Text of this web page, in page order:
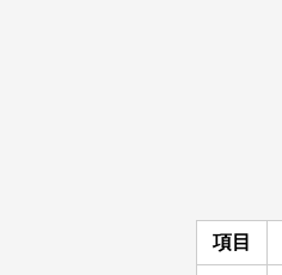
項目